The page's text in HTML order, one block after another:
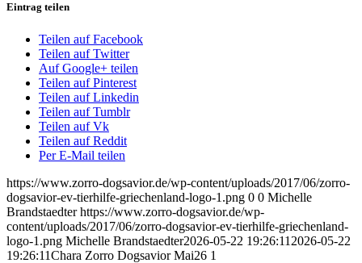
Eintrag teilen
Teilen auf Facebook
Teilen auf Twitter
Auf Google+ teilen
Teilen auf Pinterest
Teilen auf Linkedin
Teilen auf Tumblr
Teilen auf Vk
Teilen auf Reddit
Per E-Mail teilen
https://www.zorro-dogsavior.de/wp-content/uploads/2017/06/zorro-
dogsavior-ev-tierhilfe-griechenland-logo-1.png 0 0 Michelle
Brandstaedter https://www.zorro-dogsavior.de/wp-
content/uploads/2017/06/zorro-dogsavior-ev-tierhilfe-griechenland-
logo-1.png Michelle Brandstaedter2026-05-22 19:26:11 2026-05-22
19:26:11Chara Zorro Dogsavior Mai26 1